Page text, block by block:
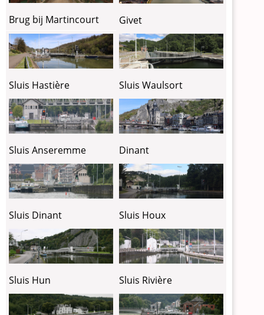
Brug bij Martincourt Givet
Sluis Hastière Sluis Waulsort
Sluis Anseremme Dinant
Sluis Dinant Sluis Houx
Sluis Hun Sluis Rivière